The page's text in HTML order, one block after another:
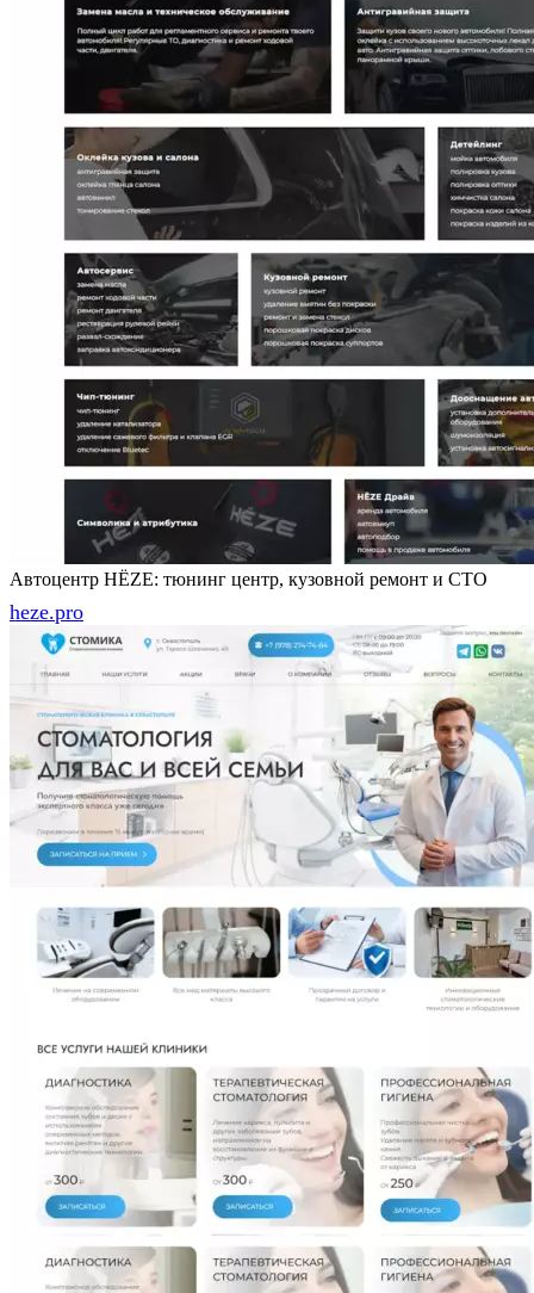
Автоцентр HËZE: тюнинг центр, кузовной ремонт и СТО
heze.pro